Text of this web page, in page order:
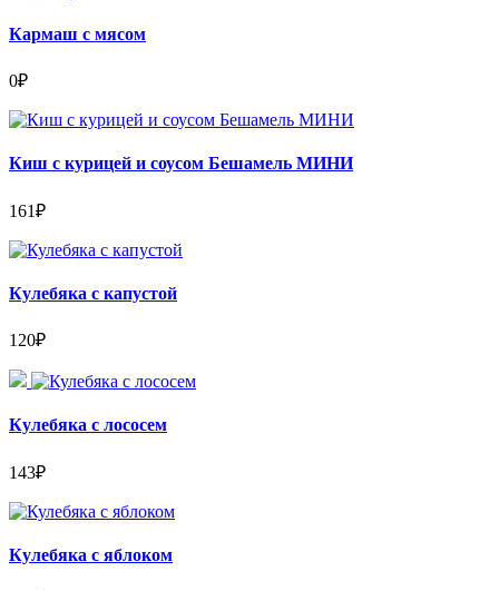
Кармаш с мясом
0₽
Киш с курицей и соусом Бешамель МИНИ
161₽
Кулебяка с капустой
120₽
Кулебяка с лососем
143₽
Кулебяка с яблоком